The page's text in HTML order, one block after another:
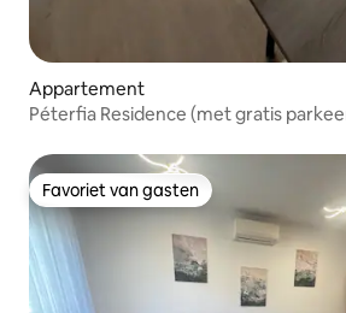
Appartement
Péterfia Residence (met gratis
Favoriet van gasten
Favoriet van gasten